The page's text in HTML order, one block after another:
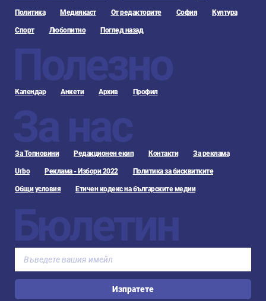
Политика Медиякаст От редакторите София Култура
Спорт Любопитно Поглед назад
Полезно
Календар Анкети Архив Профил
За нас
За Топновини Редакционен екип Контакти За реклама
Urbo Реклама - Избори 2022 Политика за бисквитките
Общи условия Етичен кодекс на българските медии
Бюлетин
Изпратете